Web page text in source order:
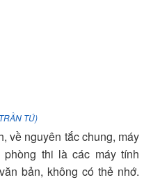
TÚ)
về nguyên tắc chung, máy
thi là các máy tính
bản, không có thẻ nhớ.